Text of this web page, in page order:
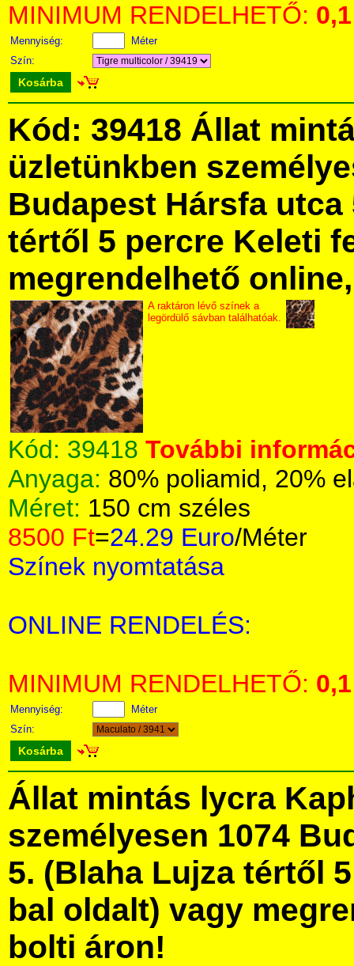
MINIMUM RENDELHETŐ: 0,1
Mennyiség:
Méter
Szín:
Kosárba
Kód: 39418 Állat
üzletünkben
Budapest Hársfa utca
tértől 5 percre Keleti
megrendelhető
A raktáron lévő színek a
legördülő sávban találhatóak.
Kód: 39418 További
Anyaga: 80% poliamid, 20%
Méret: 150 cm széles
8500 Ft=24.29 Euro/Méter
Színek nyomtatása
ONLINE RENDELÉS:
MINIMUM RENDELHETŐ: 0,1
Mennyiség:
Méter
Szín:
Kosárba
Állat mintás lycra
személyesen 1074
5. (Blaha Lujza tértől
bal oldalt) vagy
bolti áron!